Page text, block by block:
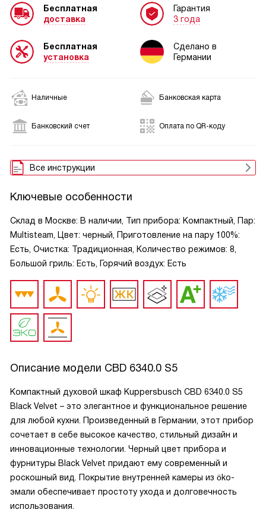
Бесплатная
доставка
Бесплатная
установка
Гарантия
3 года
Сделано в
Германии
Наличные Банковская карта
Банковский счет Оплата по QR-коду
Все инструкции
Ключевые особенности
Склад в Москве: В наличии, Тип прибора: Компактный, Пар:
Multisteam, Цвет: черный, Приготовление на пару 100%:
Есть, Очистка: Традиционная, Количество режимов: 8,
Большой гриль: Есть, Горячий воздух: Есть
Описание модели CBD 6340.0 S5
Компактный духовой шкаф Kuppersbusch CBD 6340.0 S5
Black Velvet – это элегантное и функциональное решение
для любой кухни. Произведенный в Германии, этот прибор
сочетает в себе высокое качество, стильный дизайн и
инновационные технологии. Черный цвет прибора и
фурнитуры Black Velvet придают ему современный и
роскошный вид. Покрытие внутренней камеры из öko-
эмали обеспечивает простоту ухода и долговечность
использования.